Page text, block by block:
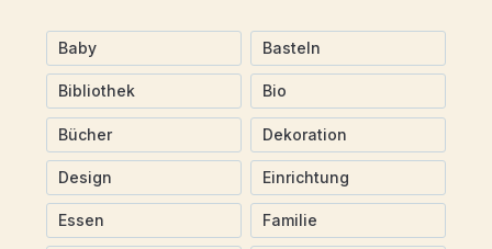
Baby Basteln
Bibliothek Bio
Bücher Dekoration
Design Einrichtung
Essen Familie